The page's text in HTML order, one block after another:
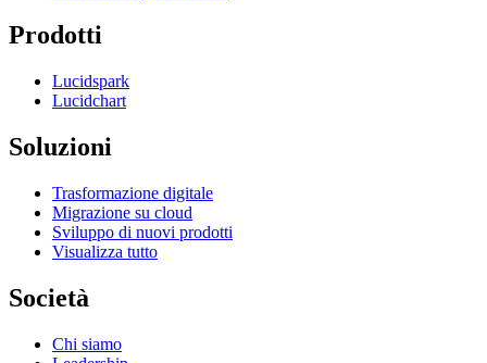
Prodotti
Lucidspark
Lucidchart
Soluzioni
Trasformazione digitale
Migrazione su cloud
Sviluppo di nuovi prodotti
Visualizza tutto
Società
Chi siamo